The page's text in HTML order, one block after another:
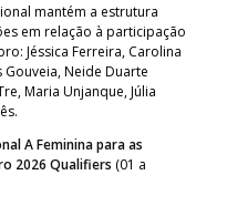
mantém a estrutura
em relação à participação
Jéssica Ferreira, Carolina
Gouveia, Neide Duarte
Maria Unjanque, Júlia
A Feminina para as
2026 Qualifiers (01 a